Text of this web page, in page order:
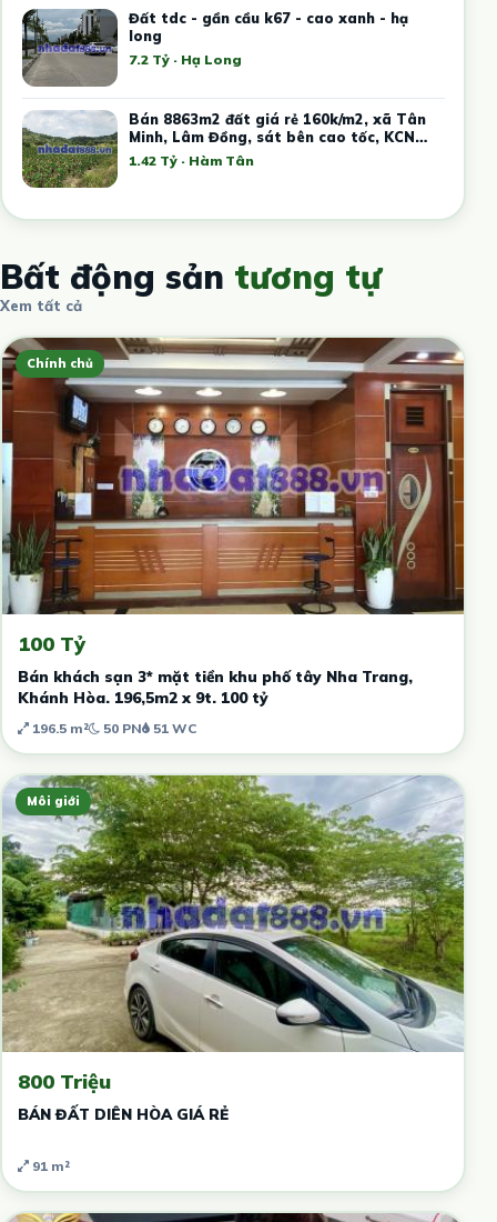
Đất tdc - gần cầu k67 - cao xanh - hạ
long
7.2 Tỷ · Hạ Long
Bán 8863m2 đất giá rẻ 160k/m2, xã Tân
Minh, Lâm Đồng, sát bên cao tốc, KCN
Tân Đức Sonadezi
1.42 Tỷ · Hàm Tân
Bất động sản tương tự
Xem tất cả
Chính chủ
100 Tỷ
Bán khách sạn 3* mặt tiền khu phố tây Nha Trang,
Khánh Hòa. 196,5m2 x 9t. 100 tỷ
196.5 m² 50 PN 51 WC
Môi giới
800 Triệu
BÁN ĐẤT DIÊN HÒA GIÁ RẺ
91 m²